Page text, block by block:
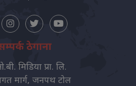
ठेगाना
मिडिया प्रा. लि.
मार्ग, जनपथ टोल